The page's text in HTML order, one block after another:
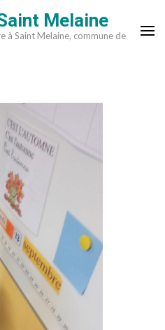
Melaine
à Saint Melaine, commune de